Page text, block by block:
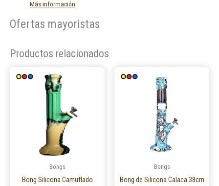
Más información
Ofertas mayoristas
Productos relacionados
Bongs
Bong Silicona Camuflado
Bongs
Bong de Silicona Calaca 38cm